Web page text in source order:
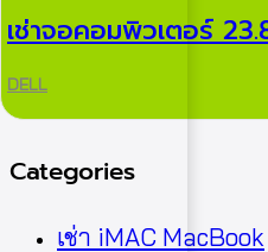
เช่าจอคอมพิวเตอร์
DELL
Categories
เช่า iMAC MacBook